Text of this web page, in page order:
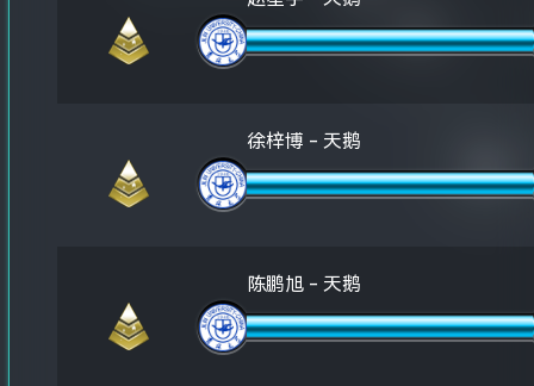
徐梓博 - 天鹅
陈鹏旭 - 天鹅